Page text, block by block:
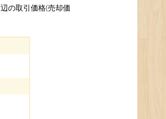
の取引価格(売却価